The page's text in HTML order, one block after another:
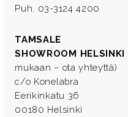
Puh. 03-3124 4200
TAMSALE
SHOWROOM HELSINKI
mukaan – ota yhteyttä)
c/o Konelabra
Eerikinkatu 36
00180 Helsinki